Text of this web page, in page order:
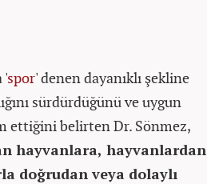
'spor' denen dayanıklı şekline
sürdürdüğünü ve uygun
ettiğini belirten Dr. Sönmez,
hayvanlara, hayvanlardan
doğrudan veya dolaylı